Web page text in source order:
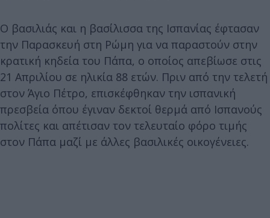
Ο βασιλιάς και η βασίλισσα της Ισπανίας έφτασαν
την Παρασκευή στη Ρώμη για να παραστούν στην
κρατική κηδεία του Πάπα, ο οποίος απεβίωσε στις
21 Απριλίου σε ηλικία 88 ετών. Πριν από την τελετή
στον Άγιο Πέτρο, επισκέφθηκαν την ισπανική
πρεσβεία όπου έγιναν δεκτοί θερμά από Ισπανούς
πολίτες και απέτισαν τον τελευταίο φόρο τιμής
στον Πάπα μαζί με άλλες βασιλικές οικογένειες.